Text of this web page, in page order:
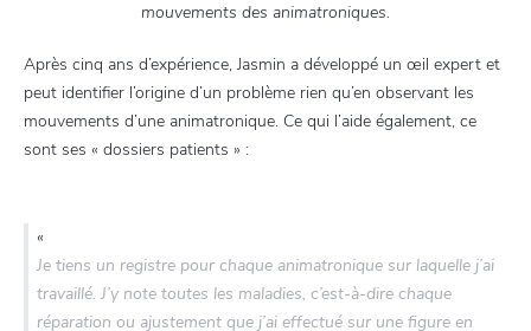
mouvements des animatroniques.
Après cinq ans d’expérience, Jasmin a développé un œil expert et
peut identifier l’origine d’un problème rien qu’en observant les
mouvements d’une animatronique. Ce qui l’aide également, ce
sont ses « dossiers patients » :
«
Je tiens un registre pour chaque animatronique sur laquelle j’ai
travaillé. J’y note toutes les maladies, c’est-à-dire chaque
réparation ou ajustement que j’ai effectué sur une figure en